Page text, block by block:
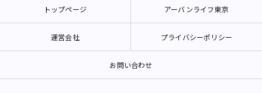
トップページ アーバンライフ東京
運営会社 プライバシーポリシー
お問い合わせ